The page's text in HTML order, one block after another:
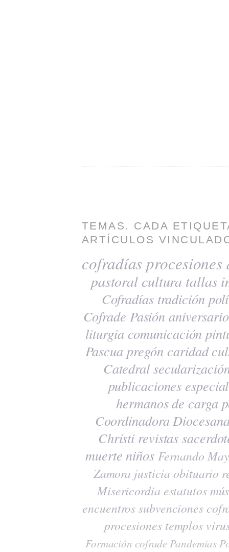
TEMAS. CADA
ARTÍCULOS
cofradías procesiones
pastoral cultura tallas
Cofradías tradición
Cofrade Pasión
liturgia comunicación
Pascua pregón caridad
Catedral
publicaciones
hermanos de carga
Coordinadora
Christi revistas
muerte niños Fernando
Zamora justicia obituario
Misericordia estatutos
encuentrossubvenciones
procesiones templos
Formación cofradePandemias